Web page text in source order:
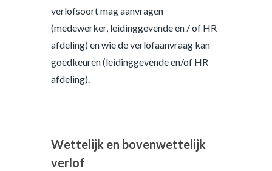
verlofsoort mag aanvragen
(medewerker, leidinggevende en / of HR
afdeling) en wie de verlofaanvraag kan
goedkeuren (leidinggevende en/of HR
afdeling).
Wettelijk en bovenwettelijk
verlof